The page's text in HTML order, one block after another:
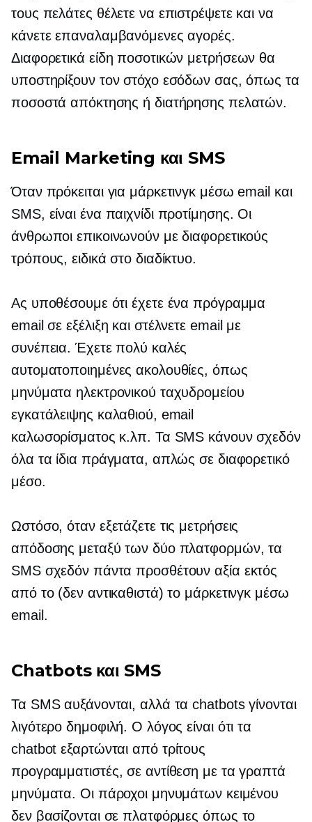
τους πελάτες θέλετε να επιστρέψετε και να
κάνετε επαναλαμβανόμενες αγορές.
Διαφορετικά είδη ποσοτικών μετρήσεων θα
υποστηρίξουν τον στόχο εσόδων σας, όπως τα
ποσοστά απόκτησης ή διατήρησης πελατών.
Email Marketing και SMS
Όταν πρόκειται για μάρκετινγκ μέσω email και
SMS, είναι ένα παιχνίδι προτίμησης. Οι
άνθρωποι επικοινωνούν με διαφορετικούς
τρόπους, ειδικά στο διαδίκτυο.
Ας υποθέσουμε ότι έχετε ένα πρόγραμμα
email σε εξέλιξη και στέλνετε email με
συνέπεια. Έχετε πολύ καλές
αυτοματοποιημένες ακολουθίες, όπως
μηνύματα ηλεκτρονικού ταχυδρομείου
εγκατάλειψης καλαθιού, email
καλωσορίσματος κ.λπ. Τα SMS κάνουν σχεδόν
όλα τα ίδια πράγματα, απλώς σε διαφορετικό
μέσο.
Ωστόσο, όταν εξετάζετε τις μετρήσεις
απόδοσης μεταξύ των δύο πλατφορμών, τα
SMS σχεδόν πάντα προσθέτουν αξία εκτός
από το (δεν αντικαθιστά) το μάρκετινγκ μέσω
email.
Chatbots και SMS
Τα SMS αυξάνονται, αλλά τα chatbots γίνονται
λιγότερο δημοφιλή. Ο λόγος είναι ότι τα
chatbot εξαρτώνται από τρίτους
προγραμματιστές, σε αντίθεση με τα γραπτά
μηνύματα. Οι πάροχοι μηνυμάτων κειμένου
δεν βασίζονται σε πλατφόρμες όπως το